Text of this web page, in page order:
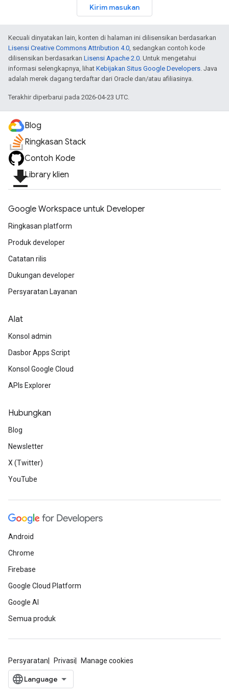
Kirim masukan
Kecuali dinyatakan lain, konten di halaman ini dilisensikan berdasarkan
Lisensi Creative Commons Attribution 4.0, sedangkan contoh kode
dilisensikan berdasarkan Lisensi Apache 2.0. Untuk mengetahui
informasi selengkapnya, lihat Kebijakan Situs Google Developers. Java
adalah merek dagang terdaftar dari Oracle dan/atau afiliasinya.
Terakhir diperbarui pada 2026-04-23 UTC.
Blog
Ringkasan Stack
Contoh Kode
file_downloadLibrary klien
Google Workspace untuk Developer
Ringkasan platform
Produk developer
Catatan rilis
Dukungan developer
Persyaratan Layanan
Alat
Konsol admin
Dasbor Apps Script
Konsol Google Cloud
APIs Explorer
Hubungkan
Blog
Newsletter
X (Twitter)
YouTube
Android
Chrome
Firebase
Google Cloud Platform
Google AI
Semua produk
Persyaratan Privasi Manage cookies